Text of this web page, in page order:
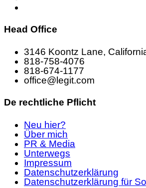
Head Office
3146 Koontz Lane,
818-758-4076
818-674-1177
office@legit.com
De rechtliche Pflicht
Neu hier?
Über mich
PR & Media
Unterwegs
Impressum
Datenschutzerklärung
Datenschutzerklärung für